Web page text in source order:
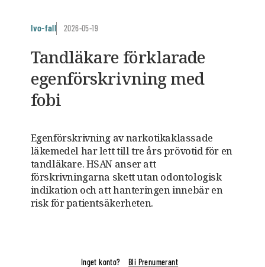
Ivo-fall 2026-05-19
Tandläkare förklarade
egenförskrivning med
fobi
Egenförskrivning av narkotikaklassade
läkemedel har lett till tre års prövotid för en
tandläkare. HSAN anser att
förskrivningarna skett utan odontologisk
indikation och att hanteringen innebär en
risk för patientsäkerheten.
Inget konto? Bli Prenumerant